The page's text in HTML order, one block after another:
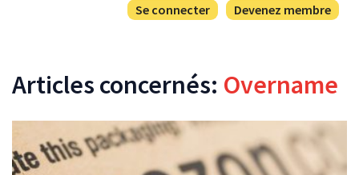
Se connecter
Devenez membre
Articles concernés: Overname